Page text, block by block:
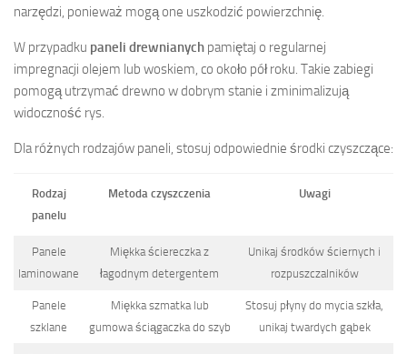
narzędzi, ponieważ mogą one uszkodzić powierzchnię.
W przypadku paneli drewnianych pamiętaj o regularnej
impregnacji olejem lub woskiem, co około pół roku. Takie zabiegi
pomogą utrzymać drewno w dobrym stanie i zminimalizują
widoczność rys.
Dla różnych rodzajów paneli, stosuj odpowiednie środki czyszczące:
Rodzaj
panelu
Metoda czyszczenia Uwagi
Panele
laminowane
Miękka ściereczka z
łagodnym detergentem
Unikaj środków ściernych i
rozpuszczalników
Panele
szklane
Miękka szmatka lub
gumowa ściągaczka do szyb
Stosuj płyny do mycia szkła,
unikaj twardych gąbek